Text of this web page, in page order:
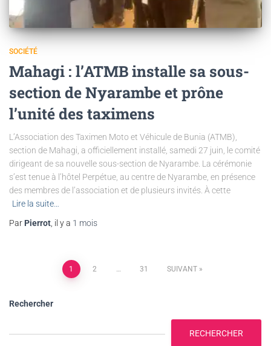
SOCIÉTÉ
Mahagi : l’ATMB installe sa sous-
section de Nyarambe et prône
l’unité des taximens
L’Association des Taximen Moto et Véhicule de Bunia (ATMB),
section de Mahagi, a officiellement installé, samedi 27 juin, le comité
dirigeant de sa nouvelle sous-section de Nyarambe. La cérémonie
s’est tenue à l’hôtel Perpétue, au centre de Nyarambe, en présence
des membres de l’association et de plusieurs invités. À cette
Lire la suite…
Par Pierrot , il y a 1 mois
1 2 31 SUIVANT
Rechercher
RECHERCHER